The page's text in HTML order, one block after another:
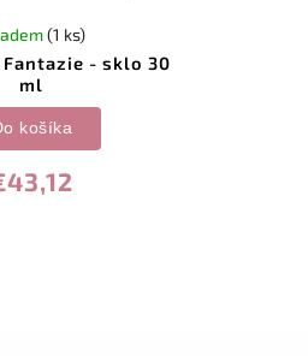
Fantazie - sklo 30
ml
(1 ks)
košíka